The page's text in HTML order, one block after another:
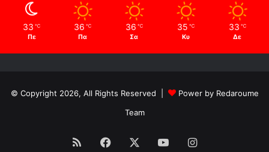
33 ℃
Πε
36 ℃
Πα
36 ℃
Σα
35 ℃
Κυ
33 ℃
Δε
© Copyright 2026, All Rights Reserved |
Power by Redaroume
Team
RSS Facebook YouTubeInstagram